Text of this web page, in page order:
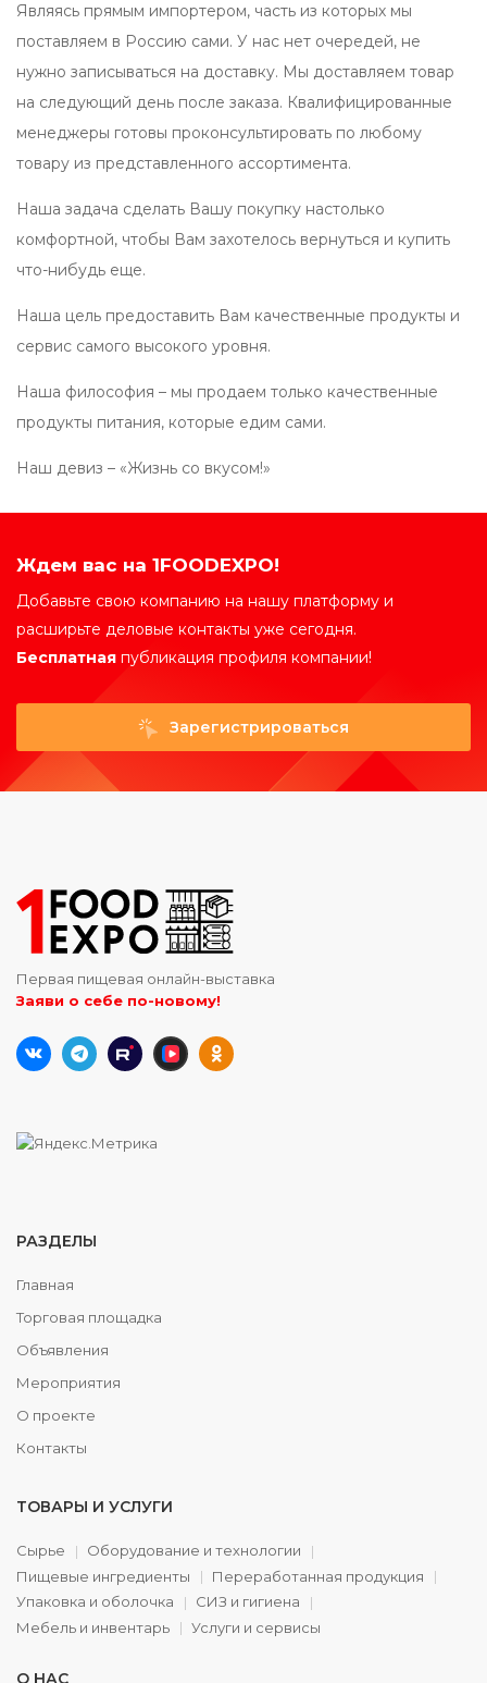
Являясь прямым импортером, часть из которых мы
поставляем в Россию сами. У нас нет очередей, не
нужно записываться на доставку. Мы доставляем товар
на следующий день после заказа. Квалифицированные
менеджеры готовы проконсультировать по любому
товару из представленного ассортимента.
Наша задача сделать Вашу покупку настолько
комфортной, чтобы Вам захотелось вернуться и купить
что-нибудь еще.
Наша цель предоставить Вам качественные продукты и
сервис самого высокого уровня.
Наша философия – мы продаем только качественные
продукты питания, которые едим сами.
Наш девиз – «Жизнь со вкусом!»
Ждем вас на 1FOODEXPO!
Добавьте свою компанию на нашу платформу и
расширьте деловые контакты уже сегодня.
Бесплатная публикация профиля компании!
Зарегистрироваться
Первая пищевая онлайн-выставка
Заяви о себе по-новому!
РАЗДЕЛЫ
Главная
Торговая площадка
Объявления
Мероприятия
О проекте
Контакты
ТОВАРЫ И УСЛУГИ
Сырье
Оборудование и технологии
Пищевые ингредиенты
Переработанная продукция
Упаковка и оболочка
СИЗ и гигиена
Мебель и инвентарь
Услуги и сервисы